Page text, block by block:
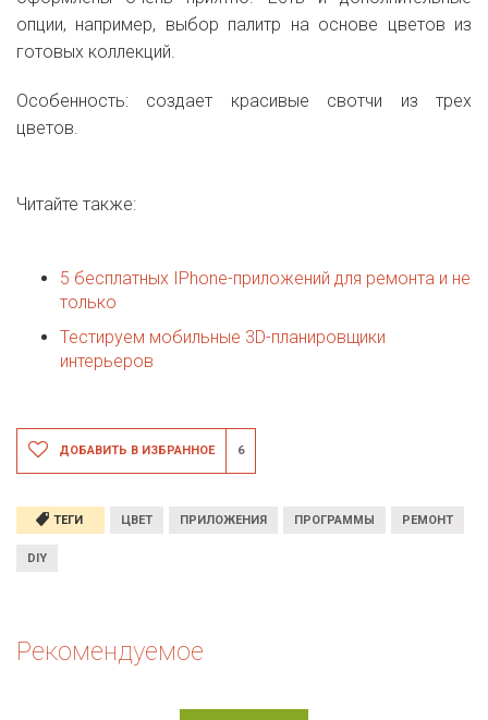
опции, например, выбор палитр на основе цветов из
готовых коллекций.
Особенность: создает красивые свотчи из трех
цветов.
Читайте также:
5 бесплатных IPhone-приложений для ремонта и не
только
Тестируем мобильные 3D-планировщики
интерьеров
ДОБАВИТЬ В ИЗБРАННОЕ 6
ТЕГИ ЦВЕТ ПРИЛОЖЕНИЯ ПРОГРАММЫ РЕМОНТ
DIY
Рекомендуемое